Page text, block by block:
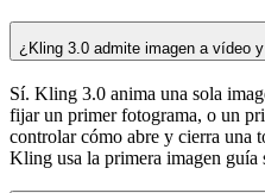
¿Kling 3.0 admite imagen a vídeo
Sí. Kling 3.0 anima una sola
fijar un primer fotograma, o un
controlar cómo abre y cierra una
Kling usa la primera imagen guía